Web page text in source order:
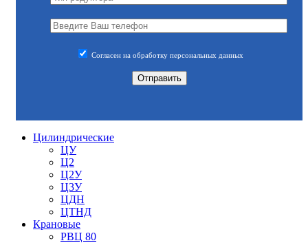
Согласен на обработку персональных данных
Цилиндрические
ЦУ
Ц2
Ц2У
Ц3У
ЦДН
ЦТНД
Крановые
РВЦ 80